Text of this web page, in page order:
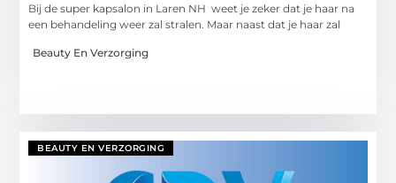
Bij de super kapsalon in Laren NH weet je zeker dat je haar na
een behandeling weer zal stralen. Maar naast dat je haar zal
Beauty En Verzorging
BEAUTY EN VERZORGING